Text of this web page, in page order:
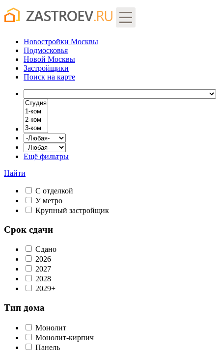
Новостройки Москвы
Подмосковья
Новой Москвы
Застройщики
Поиск на карте
Ещё фильтры
Найти
С отделкой
У метро
Крупный застройщик
Срок сдачи
Сдано
2026
2027
2028
2029+
Тип дома
Монолит
Монолит-кирпич
Панель